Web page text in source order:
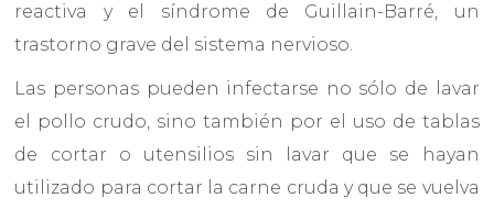
reactiva y el síndrome de Guillain-Barré, un
trastorno grave del sistema nervioso.
Las personas pueden infectarse no sólo de lavar
el pollo crudo, sino también por el uso de tablas
de cortar o utensilios sin lavar que se hayan
utilizado para cortar la carne cruda y que se vuelva